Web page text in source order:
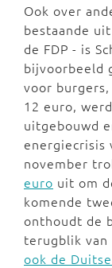
Ook over
bestaande
de FDP - is
bijvoorbeeld
voor
12 euro,
uitgebouwd
energiecrisis
november
euro uit om
komende
onthoudt de
terugblik
ook de